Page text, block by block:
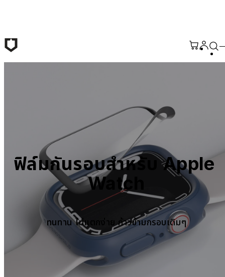
ฟิล์มกันรอบสำหรับ Apple
Watch
ทนทาน ไม่แตกง่าย ก้าวข้ามกรอบเดิมๆ